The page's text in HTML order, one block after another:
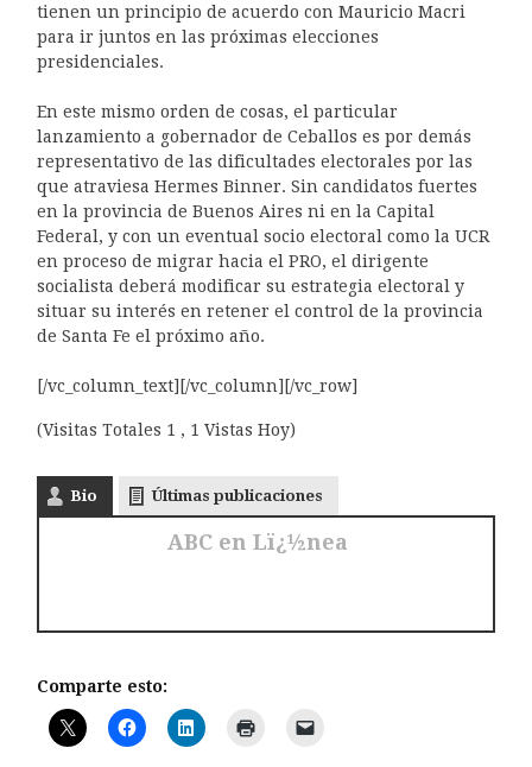
tienen un principio de acuerdo con Mauricio Macri
para ir juntos en las próximas elecciones
presidenciales.
En este mismo orden de cosas, el particular
lanzamiento a gobernador de Ceballos es por demás
representativo de las dificultades electorales por las
que atraviesa Hermes Binner. Sin candidatos fuertes
en la provincia de Buenos Aires ni en la Capital
Federal, y con un eventual socio electoral como la UCR
en proceso de migrar hacia el PRO, el dirigente
socialista deberá modificar su estrategia electoral y
situar su interés en retener el control de la provincia
de Santa Fe el próximo año.
[/vc_column_text][/vc_column][/vc_row]
(Visitas Totales 1 , 1 Vistas Hoy)
Bio Últimas publicaciones
ABC en Lï¿½nea
Comparte esto: